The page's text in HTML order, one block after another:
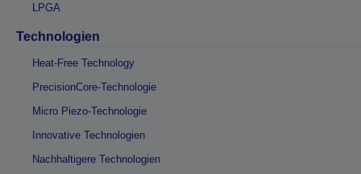
LPGA
Technologien
Heat-Free Technology
PrecisionCore-Technologie
Micro Piezo-Technologie
Innovative Technologien
Nachhaltigere Technologien